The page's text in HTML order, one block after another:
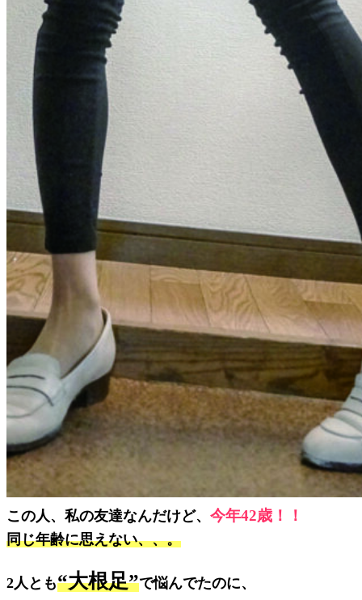
この人、私の友達なんだけど、 今年42歳！！
同じ年齢に思えない、、。
2人とも“大根足”で悩んでたのに、